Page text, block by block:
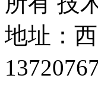
地址：